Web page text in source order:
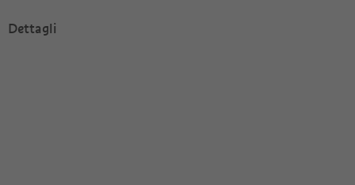
Dettagli